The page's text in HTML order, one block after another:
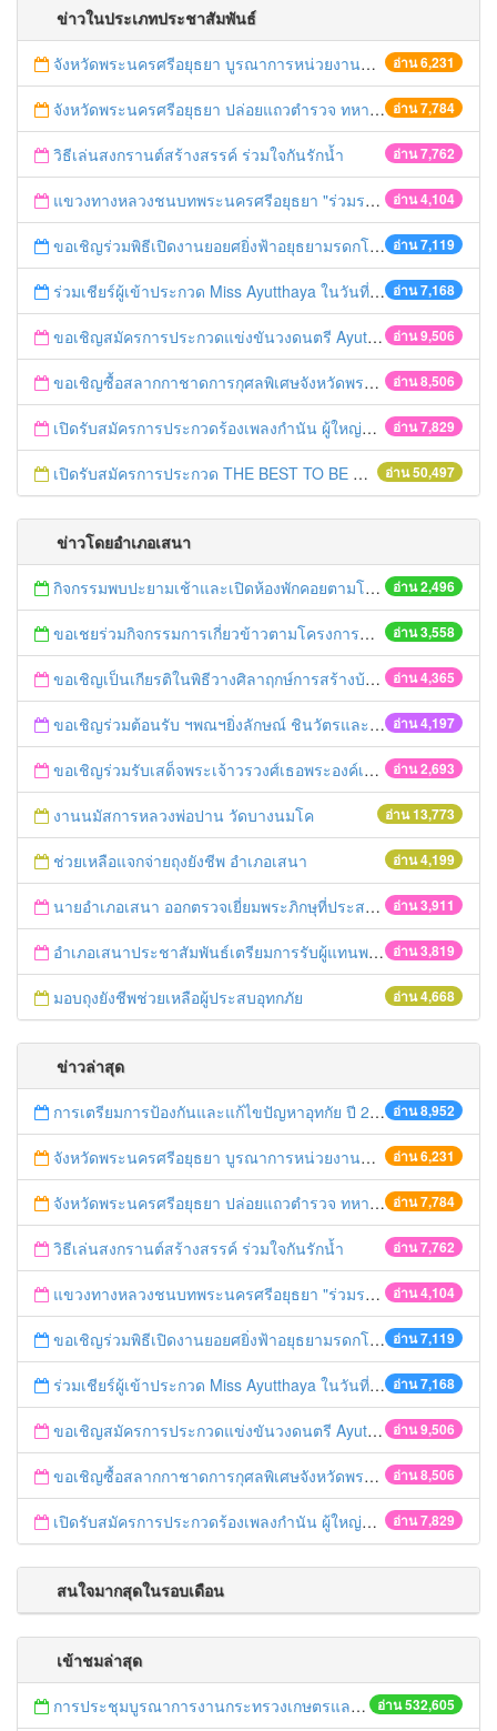
ข่าวในประเภทประชาสัมพันธ์
อ่าน 6,231
จังหวัดพระนครศรีอยุธยา บูรณาการหน่วยงานที่เกี่ยวข้อง ลงพื้นที่จัดระเบียบและดำเนินมาตรการตามบทลงโทษสูงสุดกับผู้ประกอบการร้านค้าที่ยังฝ่าฝืนตั้งร้านค้ารุกล้ำเขตพื้นที่ทางหลวง เตรียมความปลอดภัยก่อนเทศกาลสงกรานต์
อ่าน 7,784
จังหวัดพระนครศรีอยุธยา ปล่อยแถวตำรวจ ทหาร ฝ่ายปกครอง กว่า 100 นาย ตรวจเข้มท่ารถสาธารณะ สถานีขนส่งรถโดยสาร วินรถตู้ และสถานีรถไฟ เตรียมรับมือเทศกาลสงกรานต์
อ่าน 7,762
วิธีเล่นสงกรานต์สร้างสรรค์ ร่วมใจกันรักน้ำ
อ่าน 4,104
แขวงทางหลวงชนบทพระนครศรีอยุธยา "ร่วมรณรงค์ ขับช้า เปิดไฟหน้า คาดเข็มขัด" เทศกาลสงกรานต์ ปี 2561
อ่าน 7,119
ขอเชิญร่วมพิธีเปิดงานยอยศยิ่งฟ้าอยุธยามรดกโลก
อ่าน 7,168
ร่วมเชียร์ผู้เข้าประกวด Miss Ayutthaya ในวันที่ 15 ธันวาคม 2560
อ่าน 9,506
ขอเชิญสมัครการประกวดแข่งขันวงดนตรี Ayutthaya battle of the bands
อ่าน 8,506
ขอเชิญซื้อสลากกาชาดการกุศลพิเศษจังหวัดพระนครศรีอยุธยา 2560
อ่าน 7,829
เปิดรับสมัครการประกวดร้องเพลงกำนัน ผู้ใหญ่บ้าน ฯลฯ
อ่าน 50,497
เปิดรับสมัครการประกวด THE BEST TO BE NUMBER ONE
ข่าวโดยอำเภอเสนา
อ่าน 2,496
กิจกรรมพบปะยามเช้าและเปิดห้องพักคอยตามโครงการปรับปรุงงานบริการประชาชน
อ่าน 3,558
ขอเชยร่วมกิจกรรมการเกี่ยวข้าวตามโครงการนาราชการโดยใช้ปุ๋ยอินทรีย์
อ่าน 4,365
ขอเชิญเป็นเกียรติในพิธีวางศิลาฤกษ์การสร้างบ้านให้ผู้ประสบภัย
อ่าน 4,197
ขอเชิญร่วมต้อนรับ ฯพณฯยิ่งลักษณ์ ชินวัตรและคณะ
อ่าน 2,693
ขอเชิญร่วมรับเสด็จพระเจ้าวรวงศ์เธอพระองค์เจ้าโสมสวลีพระวรราชาทินัดดามาตุ
อ่าน 13,773
งานนมัสการหลวงพ่อปาน วัดบางนมโค
อ่าน 4,199
ช่วยเหลือแจกจ่ายถุงยังชีพ อำเภอเสนา
อ่าน 3,911
นายอำเภอเสนา ออกตรวจเยี่ยมพระภิกษุที่ประสบอุทกภัย
อ่าน 3,819
อำเภอเสนาประชาสัมพันธ์เตรียมการรับผู้แทนพระองค์
อ่าน 4,668
มอบถุงยังชีพช่วยเหลือผู้ประสบอุทกภัย
ข่าวล่าสุด
อ่าน 8,952
การเตรียมการป้องกันและแก้ไขปัญหาอุทกัย ปี 2561
อ่าน 6,231
จังหวัดพระนครศรีอยุธยา บูรณาการหน่วยงานที่เกี่ยวข้อง ลงพื้นที่จัดระเบียบและดำเนินมาตรการตามบทลงโทษสูงสุดกับผู้ประกอบการร้านค้าที่ยังฝ่าฝืนตั้งร้านค้ารุกล้ำเขตพื้นที่ทางหลวง เตรียมความปลอดภัยก่อนเทศกาลสงกรานต์
อ่าน 7,784
จังหวัดพระนครศรีอยุธยา ปล่อยแถวตำรวจ ทหาร ฝ่ายปกครอง กว่า 100 นาย ตรวจเข้มท่ารถสาธารณะ สถานีขนส่งรถโดยสาร วินรถตู้ และสถานีรถไฟ เตรียมรับมือเทศกาลสงกรานต์
อ่าน 7,762
วิธีเล่นสงกรานต์สร้างสรรค์ ร่วมใจกันรักน้ำ
อ่าน 4,104
แขวงทางหลวงชนบทพระนครศรีอยุธยา "ร่วมรณรงค์ ขับช้า เปิดไฟหน้า คาดเข็มขัด" เทศกาลสงกรานต์ ปี 2561
อ่าน 7,119
ขอเชิญร่วมพิธีเปิดงานยอยศยิ่งฟ้าอยุธยามรดกโลก
อ่าน 7,168
ร่วมเชียร์ผู้เข้าประกวด Miss Ayutthaya ในวันที่ 15 ธันวาคม 2560
อ่าน 9,506
ขอเชิญสมัครการประกวดแข่งขันวงดนตรี Ayutthaya battle of the bands
อ่าน 8,506
ขอเชิญซื้อสลากกาชาดการกุศลพิเศษจังหวัดพระนครศรีอยุธยา 2560
อ่าน 7,829
เปิดรับสมัครการประกวดร้องเพลงกำนัน ผู้ใหญ่บ้าน ฯลฯ
สนใจมากสุดในรอบเดือน
เข้าชมล่าสุด
อ่าน 532,605
การประชุมบูรณาการงานกระทรวงเกษตรและสหกรณ์สู่การปฏิบัติในระดับพื้นที่ ครั้งที่1/2558